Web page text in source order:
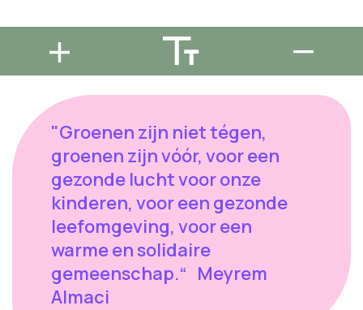
"Groenen zijn niet tégen,
groenen zijn vóór, voor een
gezonde lucht voor onze
kinderen, voor een gezonde
leefomgeving, voor een
warme en solidaire
gemeenschap.“ Meyrem
Almaci